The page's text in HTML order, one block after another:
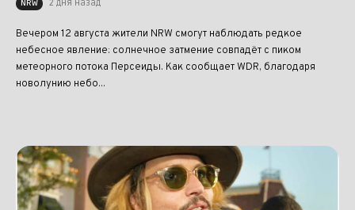
NRW 2 дня назад
Вечером 12 августа жители NRW смогут наблюдать редкое
небесное явление: солнечное затмение совпадёт с пиком
метеорного потока Персеиды. Как сообщает WDR, благодаря
новолунию небо...